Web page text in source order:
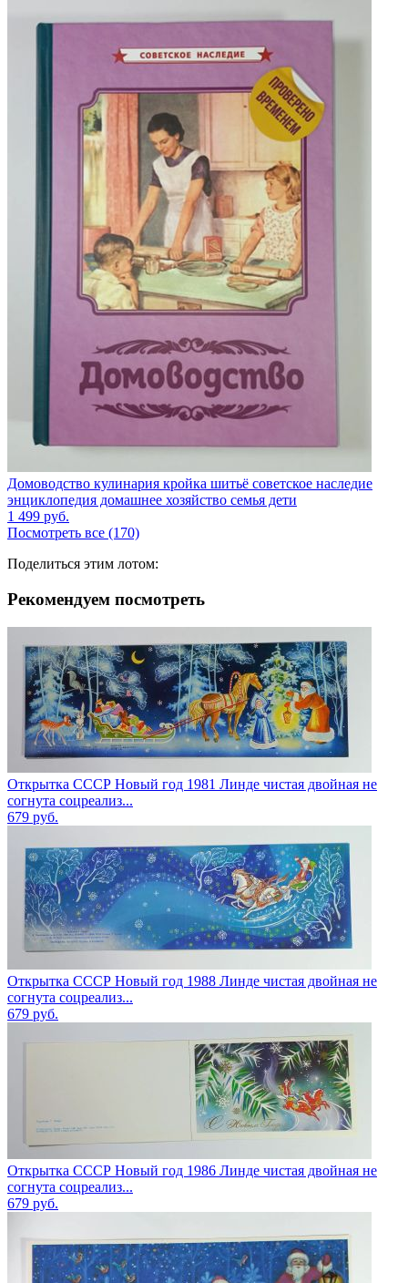
Домоводство кулинария кройка шитьё советское наследие
энциклопедия домашнее хозяйство семья дети
1 499 руб.
Посмотреть все (170)
Поделиться этим лотом:
Рекомендуем посмотреть
Открытка СССР Новый год 1981 Линде чистая двойная не
согнута соцреализ...
679 руб.
Открытка СССР Новый год 1988 Линде чистая двойная не
согнута соцреализ...
679 руб.
Открытка СССР Новый год 1986 Линде чистая двойная не
согнута соцреализ...
679 руб.